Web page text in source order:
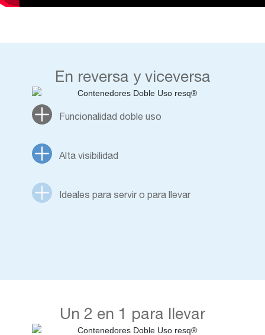
En reversa y viceversa
Funcionalidad doble uso
Alta visibilidad
Ideales para servir o para llevar
Un 2 en 1 para llevar